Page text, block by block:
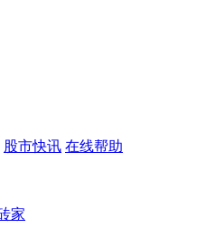
股市快讯 在线帮助
家